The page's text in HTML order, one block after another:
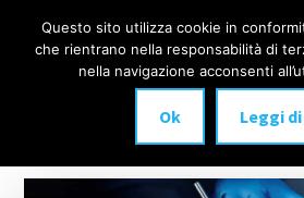
Additional
menu
IMPLANTOLOGIA
DENTALE
anche
Questo sito utilizza cookie in
che rientrano nella responsabilità di
nella navigazione acconsenti
Ok Leggi